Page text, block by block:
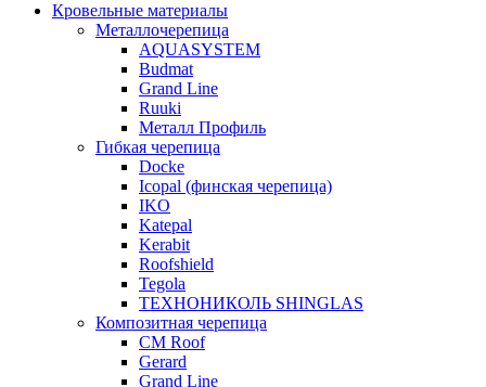
Кровельные материалы
Металлочерепица
AQUASYSTEM
Budmat
Grand Line
Ruuki
Металл Профиль
Гибкая черепица
Docke
Icopal (финская черепица)
IKO
Katepal
Kerabit
Roofshield
Tegola
ТЕХНОНИКОЛЬ SHINGLAS
Композитная черепица
CM Roof
Gerard
Grand Line